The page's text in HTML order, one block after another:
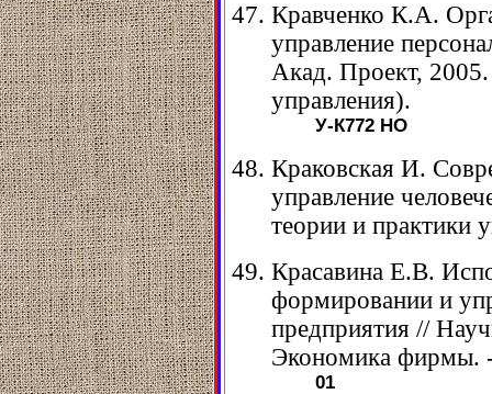
Кравченко К.А.
управление
Акад. Проект,
управления).
У-К772 НО
Краковская И.
управление
теории и практики
Красавина Е.В.
формировании и
предприятия //
Экономика фирмы.
01